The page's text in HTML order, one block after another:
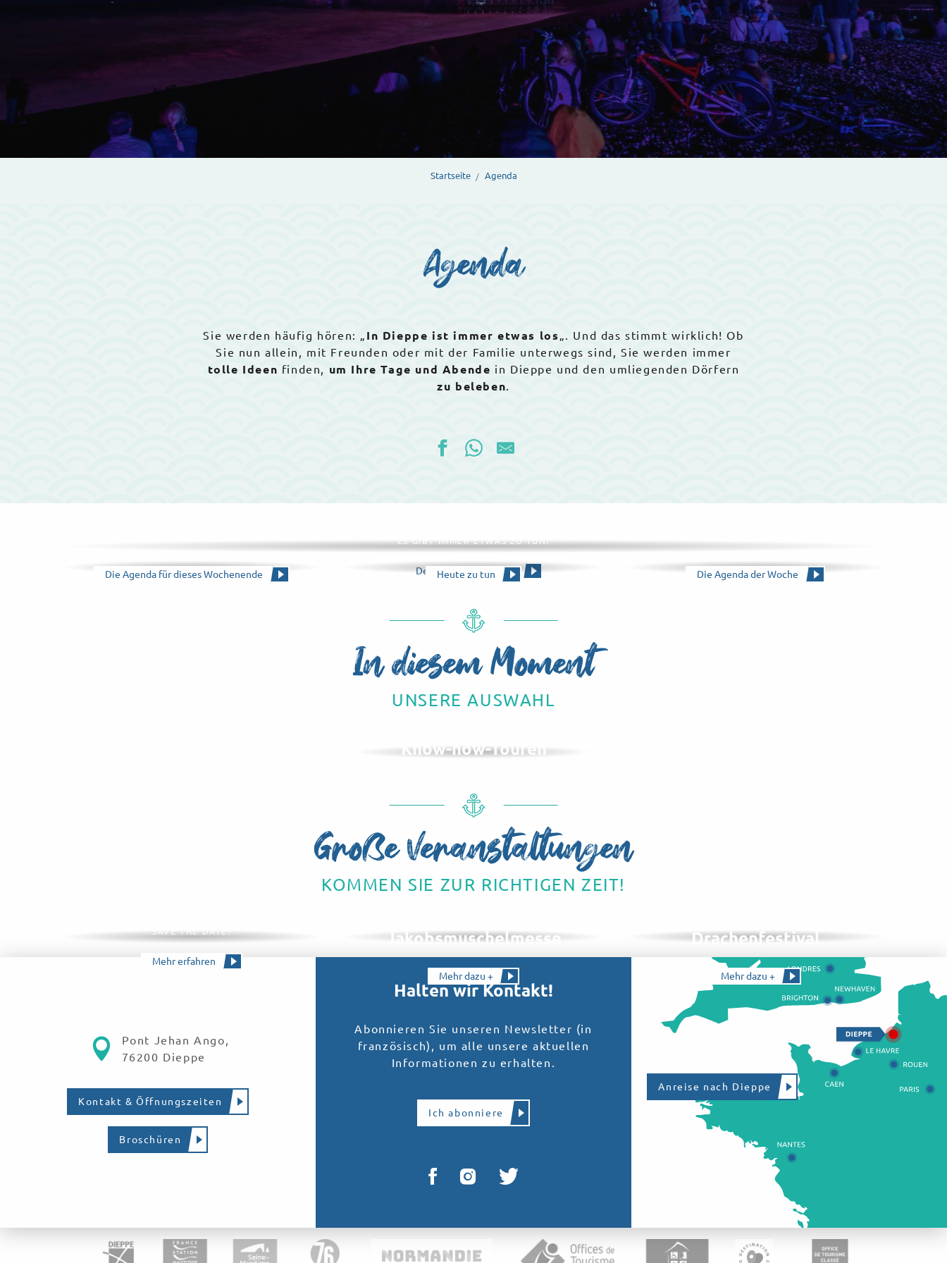
Startseite Agenda
Agenda
Sie werden häufig hören: „ In Dieppe ist immer etwas los „. Und das stimmt wirklich! Ob
Sie nun allein, mit Freunden oder mit der Familie unterwegs sind, Sie werden immer
tolle Ideen finden, um Ihre Tage und Abende in Dieppe und den umliegenden Dörfern
zu beleben.
ES GIBT IMMER ETWAS ZU TUN!
Den Kalender ansehen
Die Agenda für dieses Wochenende Heute zu tun Die Agenda der Woche
In diesem Moment
UNSERE AUSWAHL
Know-how-Touren
Große Veranstaltungen
KOMMEN SIE ZUR RICHTIGEN ZEIT!
SAVE THE DATE!
Mehr erfahren
Jakobsmuschelmesse
Mehr dazu +
Drachenfestival
Mehr dazu +
Pont Jehan Ango,
76200 Dieppe
Kontakt & Öffnungszeiten
Broschüren
Halten wir Kontakt!
Abonnieren Sie unseren Newsletter (in
französisch), um alle unsere aktuellen
Informationen zu erhalten.
Ich abonniere
Anreise nach Dieppe